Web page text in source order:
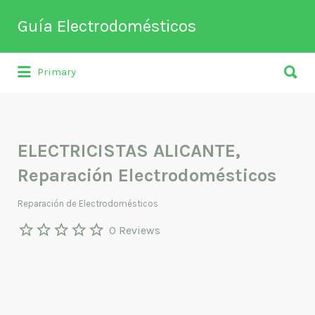
Guía Electrodomésticos
Directorio de empresas relacionadas
Buscar
por:
Primary
por:
ELECTRICISTAS ALICANTE,
Reparación Electrodomésticos
Reparación de Electrodomésticos
0 Reviews